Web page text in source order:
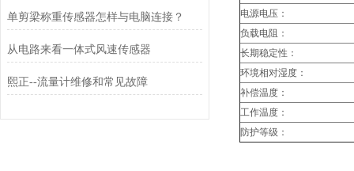
单剪梁称重传感器怎样与电脑连接？
从电路来看一体式风速传感器
熙正--流量计维修和常见故障
电源电压：
负载电阻：
长期稳定性：
环境相对湿度：
补偿温度：
工作温度：
防护等级：